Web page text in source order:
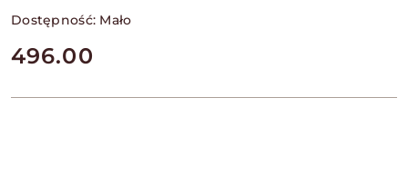
Dostępność: Mało
cena:
496.00